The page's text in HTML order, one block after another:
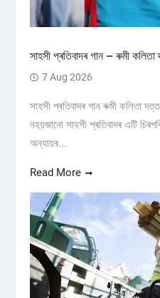
সাহসী প্ৰতিবাদৰ গান – ৰুমী
7 Aug 2026
সাহসী প্ৰতিবাদৰ গান ৰুমী কলিতা
নহয়জানো সাহসী প্ৰতিবাদৰ এটি
অন্যায়ৰ...
Read More